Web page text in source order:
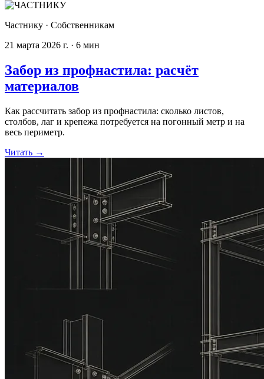
Частнику · Собственникам
21 марта 2026 г. · 6 мин
Забор из профнастила: расчёт
материалов
Как рассчитать забор из профнастила: сколько листов,
столбов, лаг и крепежа потребуется на погонный метр и на
весь периметр.
Читать →